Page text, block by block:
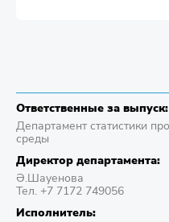
Ответственные за выпуск:
Департамент статистики
среды
Директор департамента:
Ә.Шауенова
Тел. +7 7172 749056
Исполнитель: